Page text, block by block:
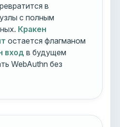
в
с полным
Кракен
остается флагманом
вход в будущем
WebAuthn без